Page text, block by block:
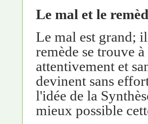
Le mal et le
Le mal est grand;
remède se trouve
attentivement et
devinent sans
l'idée de la
mieux possible